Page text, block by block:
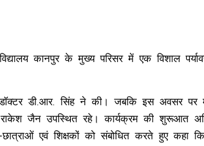
कानपुर के मुख्य परिसर में एक विशाल
डॉक्टर डी.आर. सिंह ने की। जबकि इस अवसर
राकेश जैन उपस्थित रहे। कार्यक्रम की शुरूआत
एवं शिक्षकों को संबोधित करते हुए कहा कि